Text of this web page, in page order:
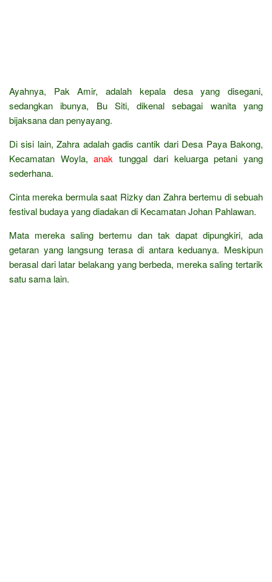
Ayahnya, Pak Amir, adalah kepala desa yang disegani,
sedangkan ibunya, Bu Siti, dikenal sebagai wanita yang
bijaksana dan penyayang.
Di sisi lain, Zahra adalah gadis cantik dari Desa Paya Bakong,
Kecamatan Woyla,anak tunggal dari keluarga petani yang
sederhana.
Cinta mereka bermula saat Rizky dan Zahra bertemu di sebuah
festival budaya yang diadakan di Kecamatan Johan Pahlawan.
Mata mereka saling bertemu dan tak dapat dipungkiri, ada
getaran yang langsung terasa di antara keduanya. Meskipun
berasal dari latar belakang yang berbeda, mereka saling tertarik
satu sama lain.